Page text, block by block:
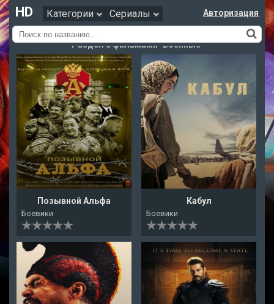
HD Категории Сериалы Авторизация
Раздел с фильмами "Военные"
Позывной Альфа
Боевики
Кабул
Боевики